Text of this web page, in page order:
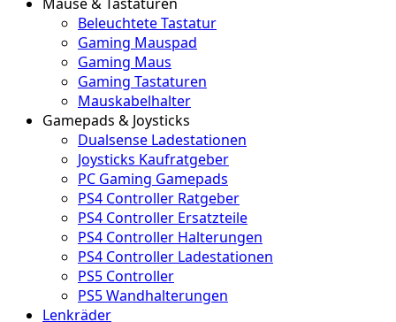
Beleuchtete Tastatur
Gaming Mauspad
Gaming Maus
Gaming Tastaturen
Mauskabelhalter
Gamepads & Joysticks
Dualsense Ladestationen
Joysticks Kaufratgeber
PC Gaming Gamepads
PS4 Controller Ratgeber
PS4 Controller Ersatzteile
PS4 Controller Halterungen
PS4 Controller Ladestationen
PS5 Controller
PS5 Wandhalterungen
Lenkräder